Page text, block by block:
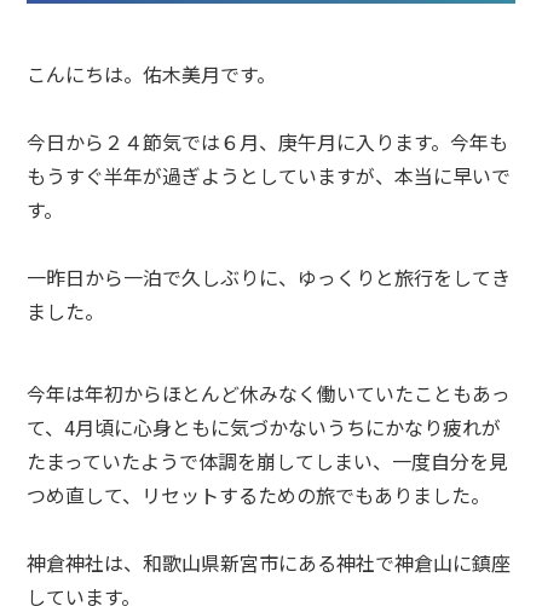
こんにちは。佑木美月です。
今日から２４節気では６月、庚午月に入ります。今年も
もうすぐ半年が過ぎようとしていますが、本当に早いで
す。
一昨日から一泊で久しぶりに、ゆっくりと旅行をしてき
ました。
今年は年初からほとんど休みなく働いていたこともあっ
て、4月頃に心身ともに気づかないうちにかなり疲れが
たまっていたようで体調を崩してしまい、一度自分を見
つめ直して、リセットするための旅でもありました。
神倉神社は、和歌山県新宮市にある神社で神倉山に鎮座
しています。